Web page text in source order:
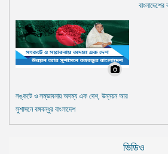
সঙ্কটে ও সম্ভাবনায় অদম্য এক দেশ, উন্নয়ন আর
সুশাসনে বঙ্গবন্ধুর বাংলাদেশ
ভিডিও